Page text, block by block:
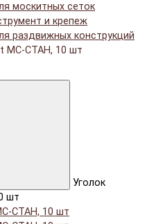
москитных сеток
и крепеж
раздвижных конструкций
МС-СТАН, 10 шт
Уголок
шт